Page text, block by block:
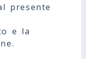
presente
e la